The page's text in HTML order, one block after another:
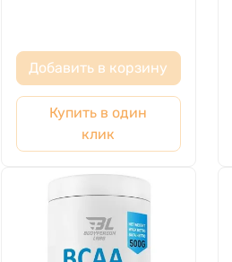
Добавить в корзину
Купить в один
клик